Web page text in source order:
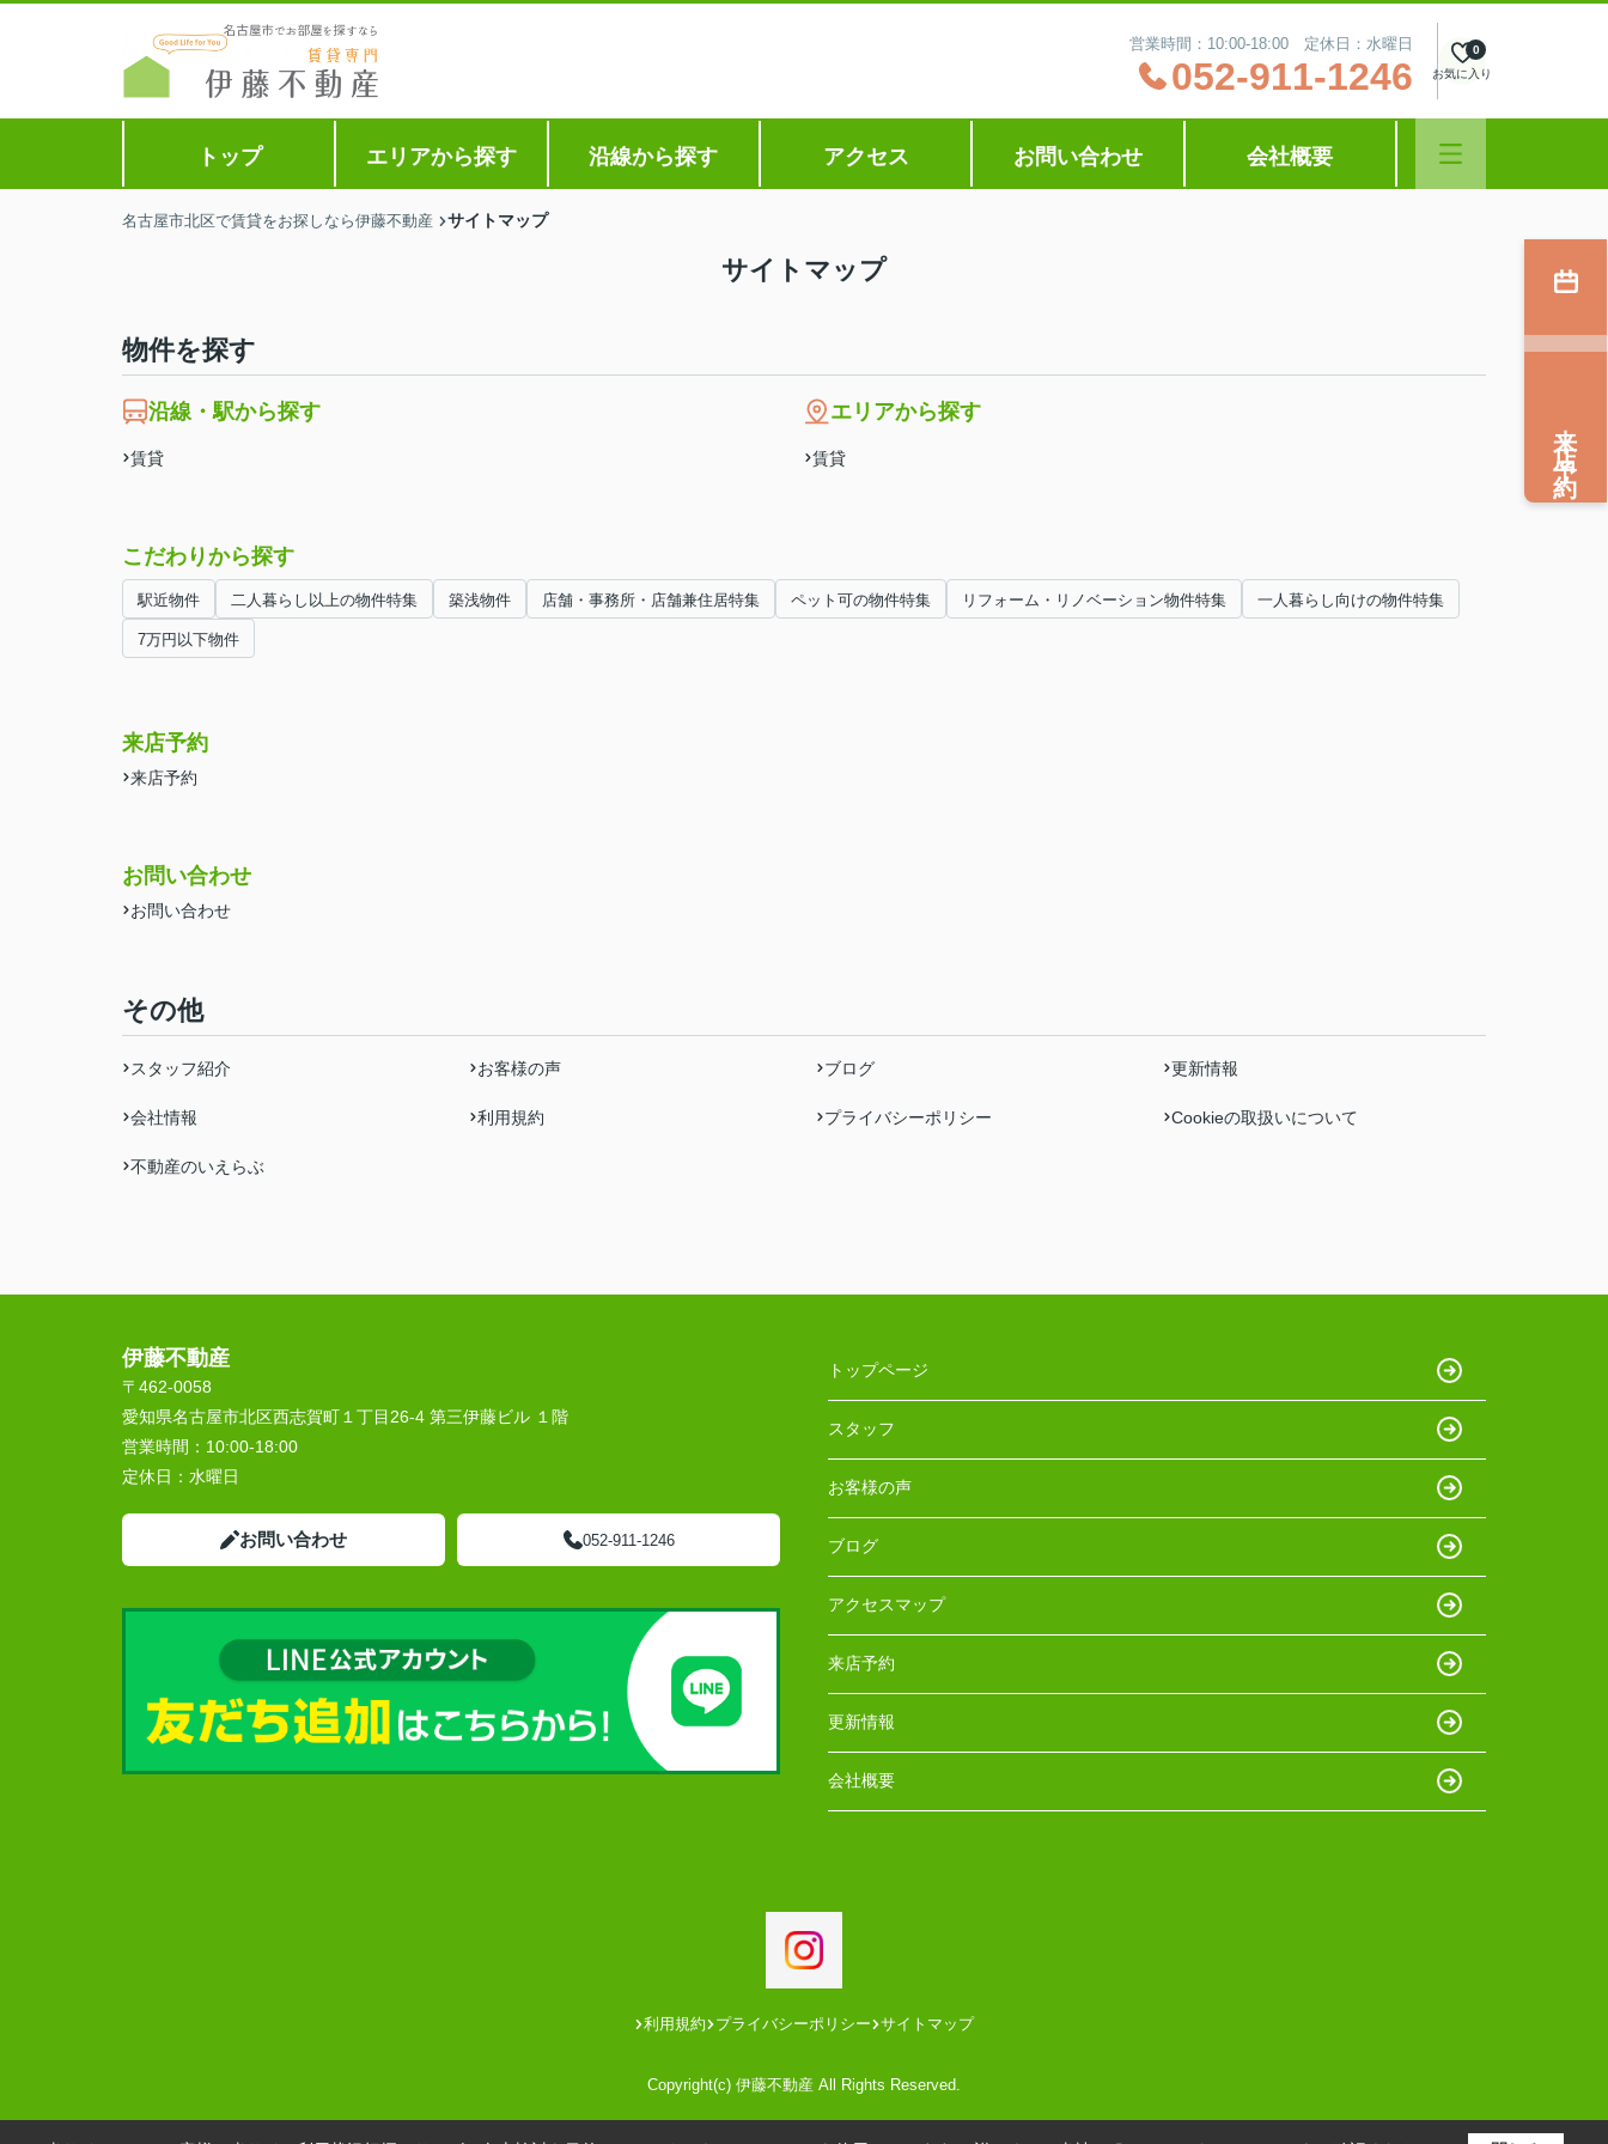
営業時間：10:00‐18:00 定休日：水曜日
052-911-1246 お気に入り
0
トップ エリアから探す 沿線から探す アクセス お問い合わせ 会社概要
名古屋市北区で賃貸をお探しなら伊藤不動産 サイトマップ
サイトマップ
物件を探す
沿線・駅から探す
賃貸
エリアから探す
賃貸
こだわりから探す
駅近物件 二人暮らし以上の物件特集 築浅物件 店舗・事務所・店舗兼住居特集 ペット可の物件特集 リフォーム・リノベーション物件特集 一人暮らし向けの物件特集
7万円以下物件
来店予約
来店予約
お問い合わせ
お問い合わせ
その他
スタッフ紹介 お客様の声 ブログ 更新情報
会社情報 利用規約 プライバシーポリシー Cookieの取扱いについて
不動産のいえらぶ
来店予約
伊藤不動産
〒462-0058
愛知県名古屋市北区西志賀町１丁目26-4 第三伊藤ビル １階
営業時間： 10:00‐18:00
定休日： 水曜日
お問い合わせ 052-911-1246
トップページ
スタッフ
お客様の声
ブログ
アクセスマップ
来店予約
更新情報
会社概要
利用規約 プライバシーポリシー サイトマップ
Copyright(c) 伊藤不動産 All Rights Reserved.